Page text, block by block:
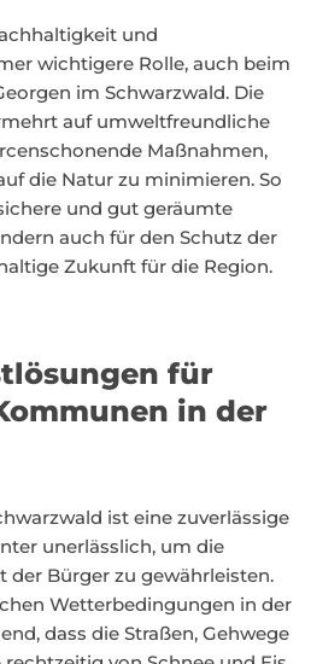
und
wichtigere Rolle, auch beim
im Schwarzwald. Die
auf umweltfreundliche
Maßnahmen,
die Natur zu minimieren. So
und gut geräumte
auch für den Schutz der
Zukunft für die Region.
für
in der
ist eine zuverlässige
unerlässlich, um die
der Bürger zu gewährleisten.
Wetterbedingungen in der
dass die Straßen, Gehwege